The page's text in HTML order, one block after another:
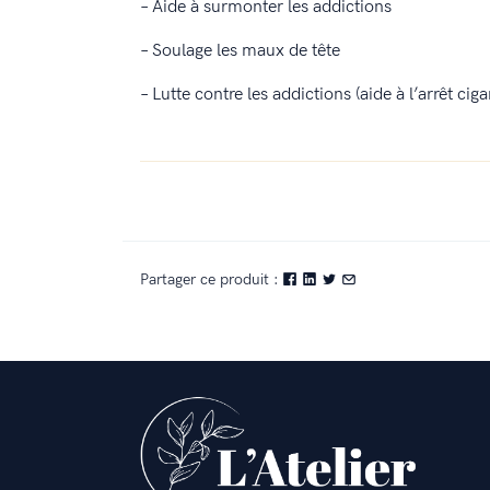
– Aide à surmonter les addictions
– Soulage les maux de tête
– Lutte contre les addictions (aide à l’arrêt
Partager ce produit :